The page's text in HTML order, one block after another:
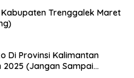
Trenggalek Maret
Di Provinsi Kalimantan
2025 (Jangan Sampai